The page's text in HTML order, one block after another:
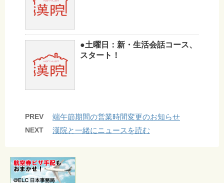
●土曜日：新・生活会話コース、
スタート！
PREV 端午節期間の営業時間変更のお知らせ
NEXT 漢院と一緒にニュースを読む